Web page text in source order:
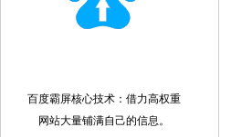
百度霸屏核心技术：借力高权重
网站大量铺满自己的信息。